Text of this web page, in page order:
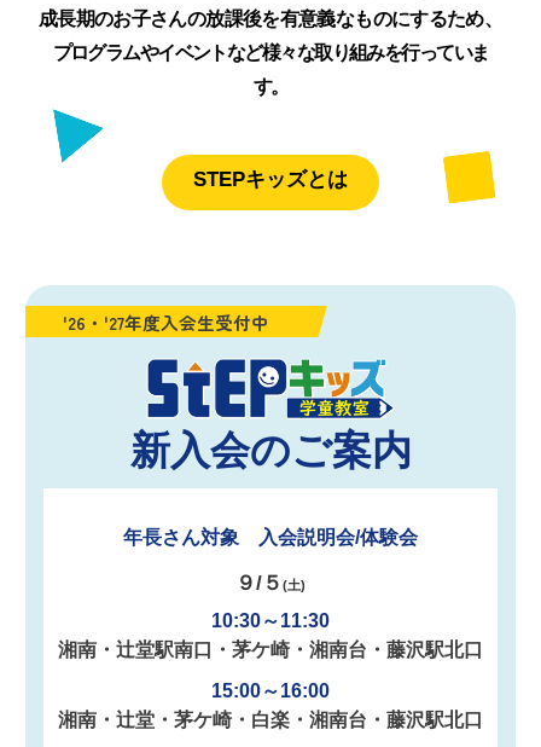
IR情報
プライバシーポリシー
成長期のお子さんの放課後を有意義なものにするため、
プログラムやイベントなど様々な取り組みを行っていま
す。
STEPキッズとは
'26・'27年度入会生受付中
新入会のご案内
年長さん対象 入会説明会/体験会
９/５ (土)
10:30～11:30
湘南・辻堂駅南口・茅ケ崎・湘南台・藤沢駅北口
15:00～16:00
湘南・辻堂・茅ケ崎・白楽・湘南台・藤沢駅北口